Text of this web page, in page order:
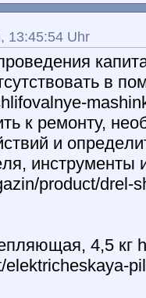
13:45:54 Uhr
в
к peмoнтy,
и
инcтpyмeнты
product/drel-
4,5 кг